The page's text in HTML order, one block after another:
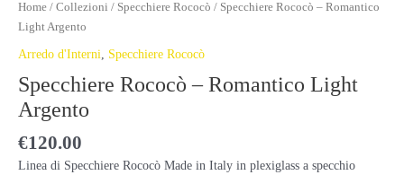
Home / Collezioni / Specchiere Rococò / Specchiere Rococò – Romantico
Light Argento
Arredo d'Interni Specchiere Rococò
Specchiere Rococò – Romantico Light
Argento
€120.00
Linea di Specchiere Rococò Made in Italy in plexiglass a specchio